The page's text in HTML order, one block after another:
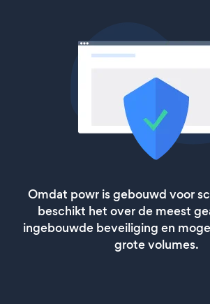
Omdat powr is gebouwd voor
beschikt het over de meest
ingebouwde beveiliging en
grote volumes.